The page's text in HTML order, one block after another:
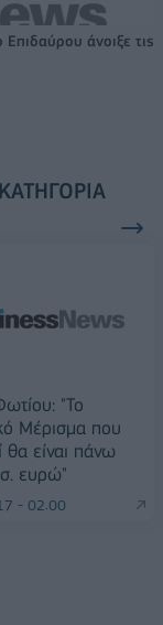
άνοιξε τις
"Το
Μέρισμα που
θα είναι πάνω
ευρώ"
- 02:00